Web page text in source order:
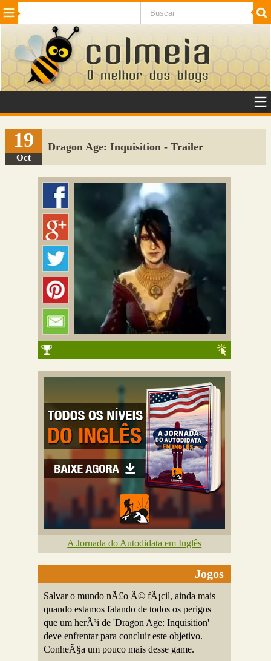
Beleza Cinema e TV
Internet Jogos NotÃ­cias SaÃºde
VeÃ­culos Adulto
Sugerir Link
Adicionar Blog
Colmeia Exchange
19
Oct
Dragon Age: Inquisition - Trailer
A Jornada do Autodidata em Inglês
Jogos
Salvar o mundo nÃ£o Ã© fÃ¡cil, ainda mais
quando estamos falando de todos os perigos
que um herÃ³i de 'Dragon Age: Inquisition'
deve enfrentar para concluir este objetivo.
ConheÃ§a um pouco mais desse game.